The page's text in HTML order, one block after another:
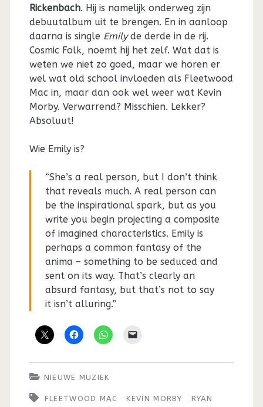
Rickenbach. Hij is namelijk onderweg zijn
debuutalbum uit te brengen. En in aanloop
daarna is single Emilyde derde in de rij.
Cosmic Folk, noemt hij het zelf. Wat dat is
weten we niet zo goed, maar we horen er
wel wat old school invloeden als Fleetwood
Mac in, maar dan ook wel weer wat Kevin
Morby. Verwarrend? Misschien. Lekker?
Absoluut!
Wie Emily is?
“She’s a real person, but I don’t think
that reveals much. A real person can
be the inspirational spark, but as you
write you begin projecting a composite
of imagined characteristics. Emily is
perhaps a common fantasy of the
anima – something to be seduced and
sent on its way. That’s clearly an
absurd fantasy, but that’s not to say
it isn’t alluring.”
NIEUWE MUZIEK
FLEETWOOD MAC KEVIN MORBY
RYAN